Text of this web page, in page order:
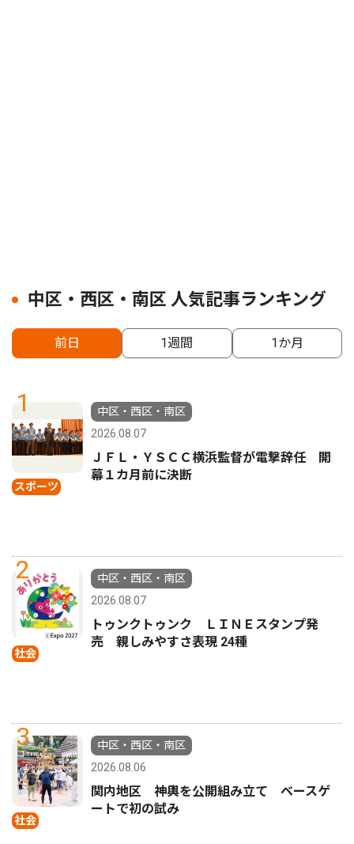
中区・西区・南区 人気記事ランキング
前日 1週間 1か月
1
スポーツ
中区・西区・南区
2026.08.07
ＪＦＬ・ＹＳＣＣ横浜監督が電撃辞任 開
幕１カ月前に決断
2
社会
中区・西区・南区
2026.08.07
トゥンクトゥンク ＬＩＮＥスタンプ発
売 親しみやすさ表現 24種
3
社会
中区・西区・南区
2026.08.06
関内地区 神輿を公開組み立て ベースゲ
ートで初の試み